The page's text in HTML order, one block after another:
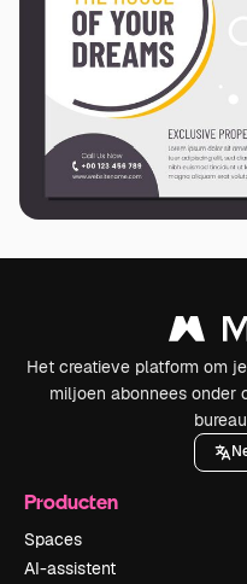
Het creatieve platform om
miljoen abonnees onder
Producten
Spaces
AI-assistent